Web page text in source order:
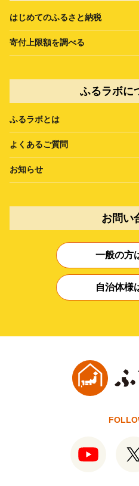
はじめてのふるさと納税
寄付上限額を調べる
ふるラボに
ふるラボとは
よくあるご質問
お知らせ
お問い
一般の方
自治体様